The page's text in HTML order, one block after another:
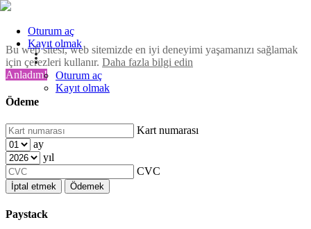
Bu web sitesi, web sitemizde en iyi deneyimi yaşamanızı sağlamak
için çerezleri kullanır. Daha fazla bilgi edin
Anladım!
Ödeme
Kart numarası
ay
yıl
CVC
İptal etmek Ödemek
Paystack
Oturum aç
Kayıt olmak
Oturum aç
Kayıt olmak